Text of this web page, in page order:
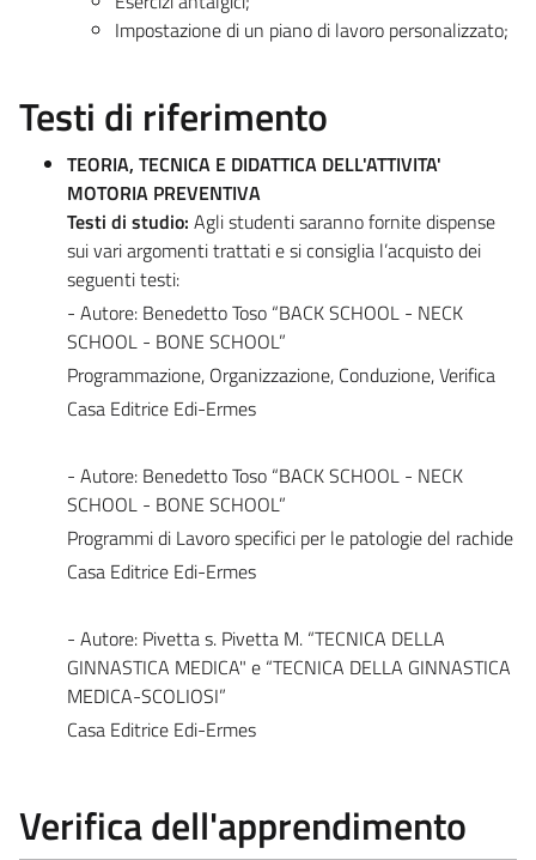
Impostazione di un piano di lavoro personalizzato;
Testi di riferimento
TEORIA, TECNICA E DIDATTICA DELL'ATTIVITA'
MOTORIA PREVENTIVA
Testi di studio: Agli studenti saranno fornite dispense
sui vari argomenti trattati e si consiglia l’acquisto dei
seguenti testi:
- Autore: Benedetto Toso “BACK SCHOOL - NECK
SCHOOL - BONE SCHOOL”
Programmazione, Organizzazione, Conduzione, Verifica
Casa Editrice Edi-Ermes
- Autore: Benedetto Toso “BACK SCHOOL - NECK
SCHOOL - BONE SCHOOL”
Programmi di Lavoro specifici per le patologie del rachide
Casa Editrice Edi-Ermes
- Autore: Pivetta s. Pivetta M. “TECNICA DELLA
GINNASTICA MEDICA" e “TECNICA DELLA GINNASTICA
MEDICA-SCOLIOSI”
Casa Editrice Edi-Ermes
Verifica dell'apprendimento